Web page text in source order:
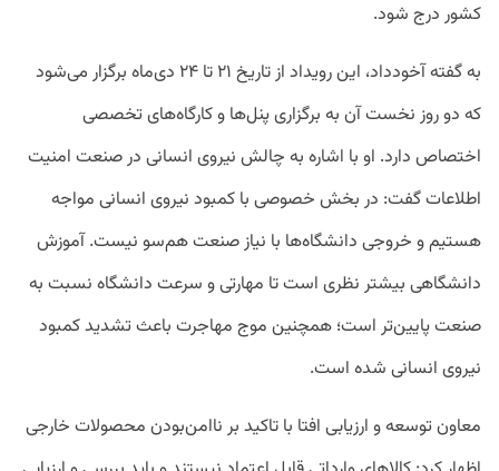
کشور درج شود.
به گفته آخودداد، این رویداد از تاریخ ۲۱ تا ۲۴ دی‌ماه برگزار می‌شود
که دو روز نخست آن به برگزاری پنل‌ها و کارگاه‌های تخصصی
اختصاص دارد. او با اشاره به چالش نیروی انسانی در صنعت امنیت
اطلاعات گفت: در بخش خصوصی با کمبود نیروی انسانی مواجه
هستیم و خروجی دانشگاه‌ها با نیاز صنعت هم‌سو نیست. آموزش
دانشگاهی بیشتر نظری است تا مهارتی و سرعت دانشگاه نسبت به
صنعت پایین‌تر است؛ همچنین موج مهاجرت باعث تشدید کمبود
نیروی انسانی شده است.
معاون توسعه و ارزیابی افتا با تاکید بر ناامن‌بودن محصولات خارجی